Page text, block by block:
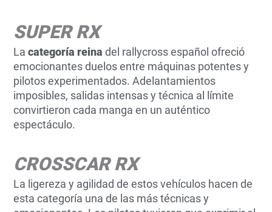
SUPER RX
Lacategoría reina del rallycross español ofreció
emocionantes duelos entre máquinas potentes y
pilotos experimentados. Adelantamientos
imposibles, salidas intensas y técnica al límite
convirtieron cada manga en un auténtico
espectáculo.
CROSSCAR RX
La ligereza y agilidad de estos vehículos hacen de
esta categoría una de las más técnicas y